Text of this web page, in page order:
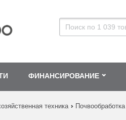
ФИНАНСИРОВАНИЕ
техника Почвообработка